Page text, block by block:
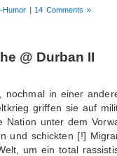
Humor | 14 Comments »
@ Durban II
nochmal in einer
griffen sie auf
Nation unter dem
und schickten [!]
um ein total